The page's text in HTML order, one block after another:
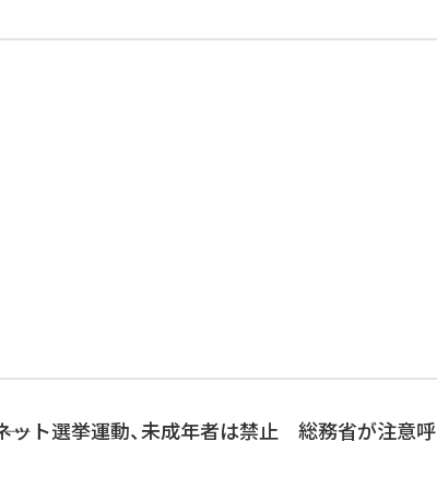
ネット選挙運動、未成年者は禁止 総務省が注意呼